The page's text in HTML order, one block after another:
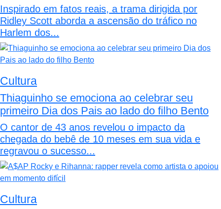
Inspirado em fatos reais, a trama dirigida por
Ridley Scott aborda a ascensão do tráfico no
Harlem dos...
Cultura
Thiaguinho se emociona ao celebrar seu
primeiro Dia dos Pais ao lado do filho Bento
O cantor de 43 anos revelou o impacto da
chegada do bebê de 10 meses em sua vida e
regravou o sucesso...
Cultura